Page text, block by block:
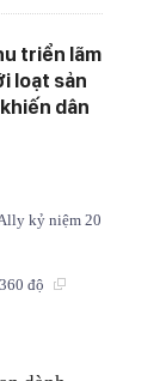
triển lãm
loạt sản
dân
kỷ niệm 20
độ